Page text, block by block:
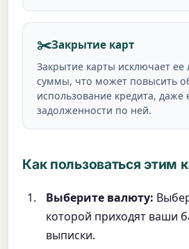
✂️Закрытие карт
Закрытие карты исключает
суммы, что может повысить
использование кредита, даже
задолженности по ней.
Как пользоваться этим
Выберите валюту:
которой приходят ваши
выписки.